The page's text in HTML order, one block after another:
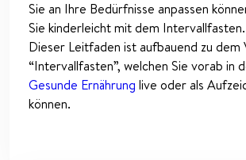
Sie an Ihre Bedürfnisse anpassen
Sie kinderleicht mit dem Intervallfasten.
Dieser Leitfaden ist aufbauend zu dem
“Intervallfasten”, welchen Sie vorab in
Gesunde Ernährung live oder als
können.